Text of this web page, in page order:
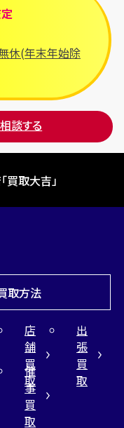
無休(年末年始除
談する
買取大吉」
取方法
店
舗
買
取
出
張
買
取
催
事
買
取